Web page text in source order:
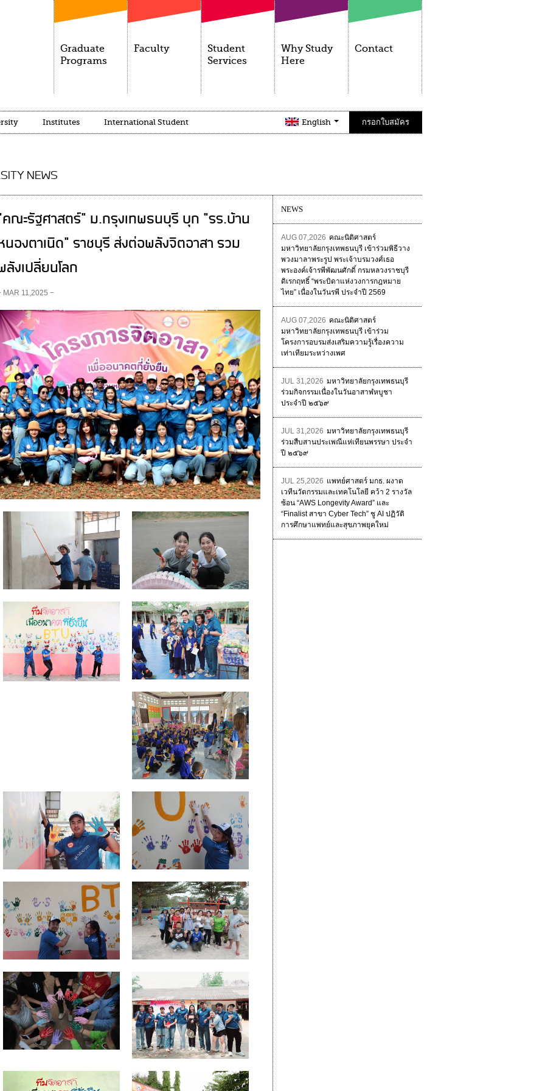
Graduate
Programs
Faculty
Student
Services
Why Study
Here
Contact
Institutes International Student English กรอกใบสมัคร
NEWS
ณะรัฐศาสตร์" ม.กรุงเทพธนบุรี บุก "รร.บ้าน
นองตาเนิด" ราชบุรี ส่งต่อพลังจิตอาสา รวม
ลังเปลี่ยนโลก
MAR 11,2025 −
NEWS
AUG 07,2026 คณะนิติศาสตร์
มหาวิทยาลัยกรุงเทพธนบุรี เข้าร่วมพิธีวาง
พวงมาลาพระรูป พระเจ้าบรมวงศ์เธอ
พระองค์เจ้ารพีพัฒนศักดิ์ กรมหลวงราชบุรี
ดิเรกฤทธิ์ “พระบิดาแห่งวงการกฎหมาย
ไทย” เนื่องในวันรพี ประจำปี 2569
AUG 07,2026 คณะนิติศาสตร์
มหาวิทยาลัยกรุงเทพธนบุรี เข้าร่วม
โครงการอบรมส่งเสริมความรู้เรื่องความ
เท่าเทียมระหว่างเพศ
JUL 31,2026 มหาวิทยาลัยกรุงเทพธนบุรี
ร่วมกิจกรรมเนื่องในวันอาสาฬหบูชา
ประจำปี ๒๕๖๙
JUL 31,2026 มหาวิทยาลัยกรุงเทพธนบุรี
ร่วมสืบสานประเพณีแห่เทียนพรรษา ประจำ
ปี ๒๕๖๙
JUL 25,2026 แพทย์ศาสตร์ มกธ. ผงาด
เวทีนวัตกรรมและเทคโนโลยี คว้า 2 รางวัล
ซ้อน “AWS Longevity Award” และ
“Finalist สาขา Cyber Tech” ชู AI ปฏิวัติ
การศึกษาแพทย์และสุขภาพยุคใหม่